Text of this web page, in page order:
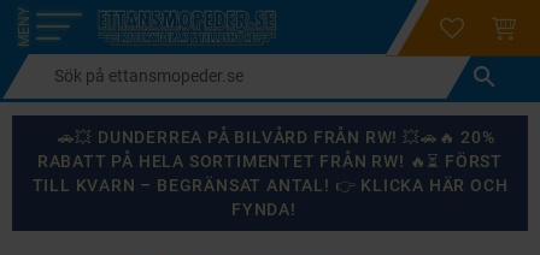
Meny
login
🚗💥 DUNDERREA PÅ BILVÅRD FRÅN RW! 💥🚗🔥 20%
RABATT PÅ HELA SORTIMENTET FRÅN RW! 🔥⏳ FÖRST
TILL KVARN – BEGRÄNSAT ANTAL! 👉 KLICKA HÄR OCH
FYNDA!